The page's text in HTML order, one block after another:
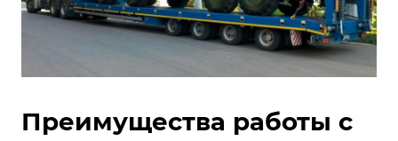
Преимущества работы с